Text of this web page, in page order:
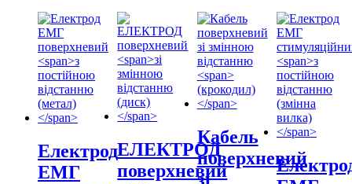
Електрод
ЕМГ
ЕЛЕКТРОД
поверхневий
Кабель
поверхневий
зі